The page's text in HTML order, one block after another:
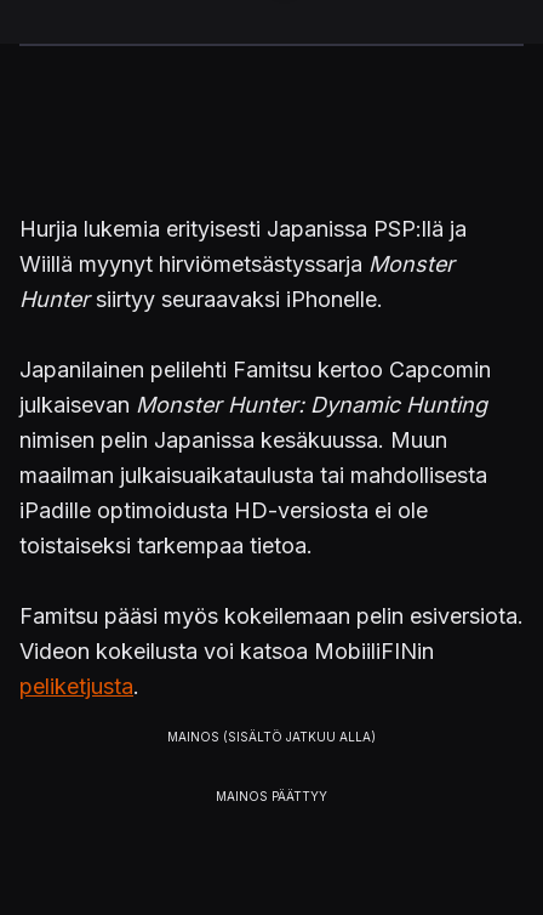
Hurjia lukemia erityisesti Japanissa PSP:llä ja
Wiillä myynyt hirviömetsästyssarja Monster
Huntersiirtyy seuraavaksi iPhonelle.
Japanilainen pelilehti Famitsu kertoo Capcomin
julkaisevan Monster Hunter: Dynamic Hunting
nimisen pelin Japanissa kesäkuussa. Muun
maailman julkaisuaikataulusta tai mahdollisesta
iPadille optimoidusta HD-versiosta ei ole
toistaiseksi tarkempaa tietoa.
Famitsu pääsi myös kokeilemaan pelin esiversiota.
Videon kokeilusta voi katsoa MobiiliFINin
peliketjusta.